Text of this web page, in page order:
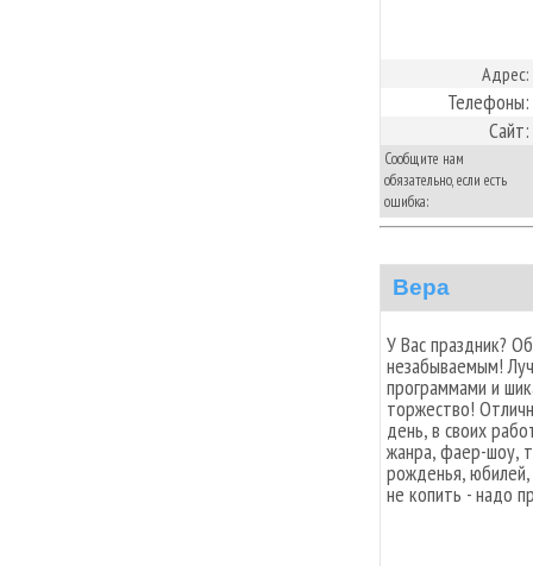
Адрес:
Телефоны:
Сайт:
Сообщите нам
обязательно, если есть
ошибка:
Вера
У Вас праздник?
незабываемым!
программами и
торжество!
день, в своих
жанра, фаер-шоу,
рожденья,
не копить - надо